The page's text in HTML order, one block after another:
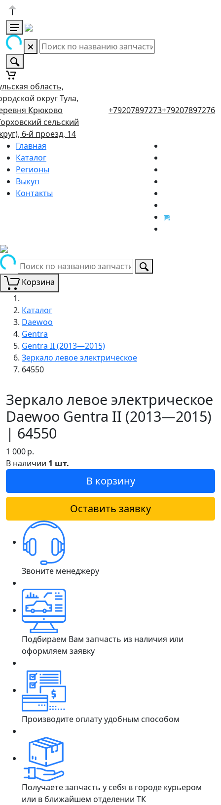
область,
округ Тула,
Крюково
сельский
6-й проезд, 14
+79207897273+79207897276
Главная
Каталог
Регионы
Выкуп
Контакты
Корзина
Каталог
Daewoo
Gentra
Gentra II (2013—2015)
Зеркало левое электрическое
64550
Зеркало левое электрическое
Daewoo Gentra II (2013—2015)
| 64550
1 000р.
В наличии 1 шт.
В корзину
Оставить заявку
Звоните менеджеру
Подбираем Вам запчасть из наличия или
оформляем заявку
Производите оплату удобным способом
Получаете запчасть у себя в городе курьером
или в ближайшем отделении ТК